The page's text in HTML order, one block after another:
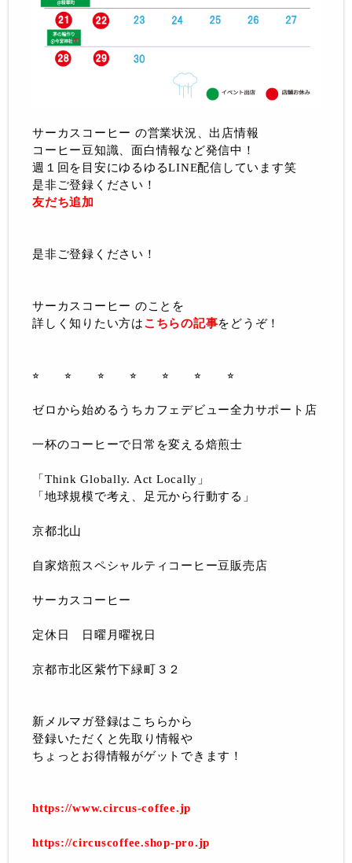
サーカスコーヒー の営業状況、出店情報
コーヒー豆知識、面白情報など発信中！
週１回を目安にゆるゆるLINE配信しています笑
是非ご登録ください！
友だち追加
是非ご登録ください！
サーカスコーヒー のことを
詳しく知りたい方はこちらの記事をどうぞ！
⭐︎ ⭐︎ ⭐︎ ⭐︎ ⭐︎ ⭐︎ ⭐︎
ゼロから始めるうちカフェデビュー全力サポート店
一杯のコーヒーで日常を変える焙煎士
「Think Globally. Act Locally」
「地球規模で考え、足元から行動する」
京都北山
自家焙煎スペシャルティコーヒー豆販売店
サーカスコーヒー
定休日 日曜月曜祝日
京都市北区紫竹下緑町３２
新メルマガ登録はこちらから
登録いただくと先取り情報や
ちょっとお得情報がゲットできます！
https://www.circus-coffee.jp
https://circuscoffee.shop-pro.jp